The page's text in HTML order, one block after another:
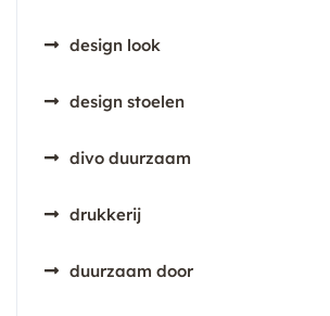
design look
design stoelen
divo duurzaam
drukkerij
duurzaam door